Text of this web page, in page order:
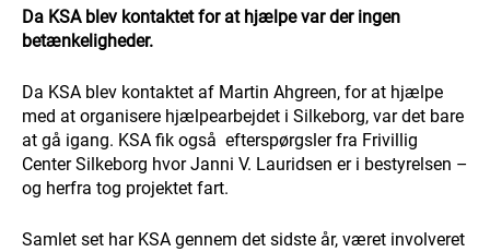
Da KSA blev kontaktet for at hjælpe var der ingen
betænkeligheder.
Da KSA blev kontaktet af Martin Ahgreen, for at hjælpe
med at organisere hjælpearbejdet i Silkeborg, var det bare
at gå igang. KSA fik også efterspørgsler fra Frivillig
Center Silkeborg hvor Janni V. Lauridsen er i bestyrelsen –
og herfra tog projektet fart.
Samlet set har KSA gennem det sidste år, været involveret